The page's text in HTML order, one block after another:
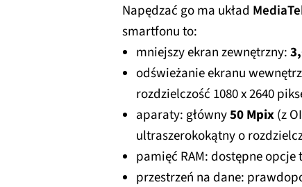
Napędzać go ma układ
smartfonu to:
mniejszy ekran zewnętrzny:
odświeżanie ekranu
rozdzielczość 1080 x 2640
aparaty: główny50 Mpix(z
ultraszerokokątny o
pamięć RAM: dostępne opcje
przestrzeń na dane: